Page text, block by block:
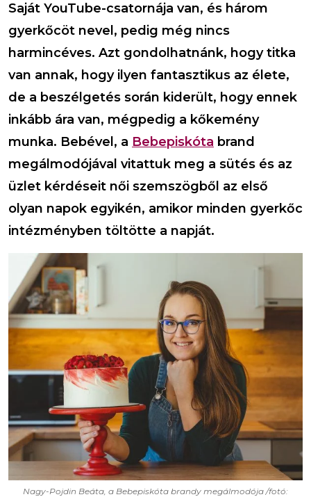
Saját YouTube-csatornája van, és három
gyerkőcöt nevel, pedig még nincs
harmincéves. Azt gondolhatnánk, hogy titka
van annak, hogy ilyen fantasztikus az élete,
de a beszélgetés során kiderült, hogy ennek
inkább ára van, mégpedig a kőkemény
munka. Bebével, a Bebepiskóta brand
megálmodójával vitattuk meg a sütés és az
üzlet kérdéseit női szemszögből az első
olyan napok egyikén, amikor minden gyerkőc
intézményben töltötte a napját.
Nagy-Pojdin Beáta, a Bebepiskóta brandy megálmodója /fotó: